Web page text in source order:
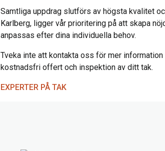
Samtliga uppdrag slutförs av högsta kvalitet
Karlberg, ligger vår prioritering på att skapa
anpassas efter dina individuella behov.
Tveka inte att kontakta oss för mer
kostnadsfri offert och inspektion av ditt tak.
EXPERTER PÅ TAK